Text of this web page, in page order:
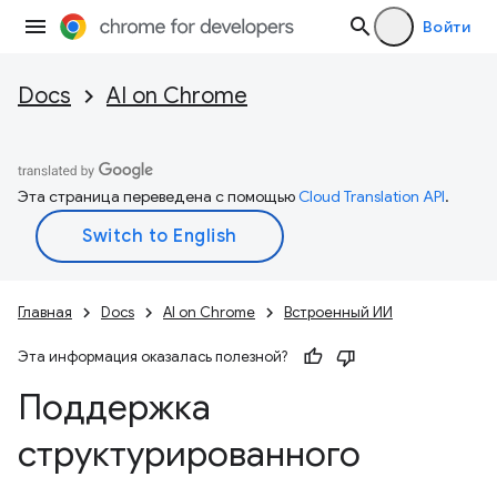
Войти
Docs AI on Chrome
Эта страница переведена с помощьюCloud Translation API.
Главная Docs AI on Chrome Встроенный ИИ
Эта информация оказалась полезной?
Поддержка
структурированного